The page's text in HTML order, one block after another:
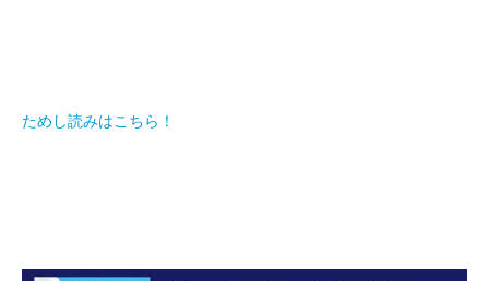
ためし読みはこちら！